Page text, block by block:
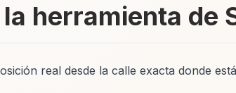
herramienta de
real desde la calle exacta donde